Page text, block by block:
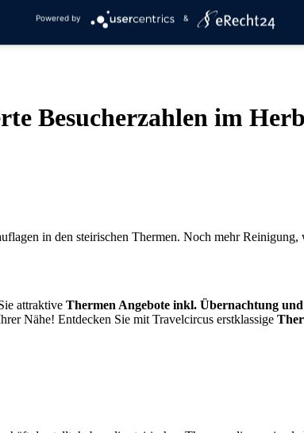
Besucherzahlen im
in den steirischen Thermen. Noch mehr
attraktive Thermen Angebote inkl. Übernachtung
Nähe! Entdecken Sie mit Travelcircus erstklassige
Powered by &